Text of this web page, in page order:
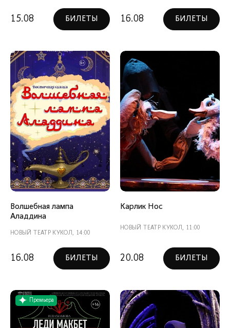
15.08 БИЛЕТЫ 16.08 БИЛЕТЫ
Волшебная лампа
Аладдина
НОВЫЙ ТЕАТР КУКОЛ, 14:00
16.08 БИЛЕТЫ
Карлик Нос
НОВЫЙ ТЕАТР КУКОЛ, 11:00
20.08 БИЛЕТЫ
Премьера